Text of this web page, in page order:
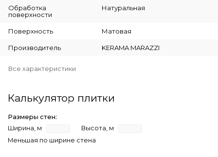
Обработка
поверхности
Натуральная
Поверхность Матовая
Производитель KERAMA MARAZZI
Все характеристики
Калькулятор плитки
Размеры стен:
Ширина, м
Высота, м
Меньшая по ширине стена